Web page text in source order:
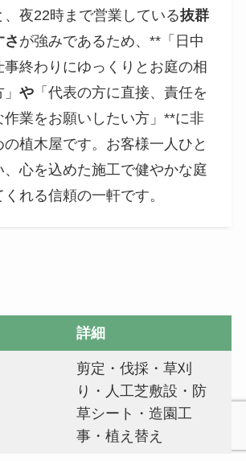
、夜22時まで営業している抜群
さ が強みであるため、**「日中
事終わりにゆっくりとお庭の相
」や 「代表の方に直接、責任を
作業をお願いしたい方」**に非
植木屋です。お客様一人ひと
、心を込めた施工で健やかな庭
れる信頼の一軒です。
詳細
剪定・伐採・草刈
り・人工芝敷設・防
草シート・造園工
事・植え替え